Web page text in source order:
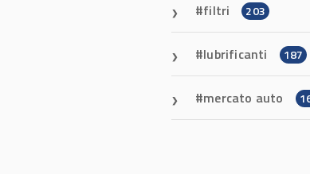
filtri 203
lubrificanti 187
mercato auto